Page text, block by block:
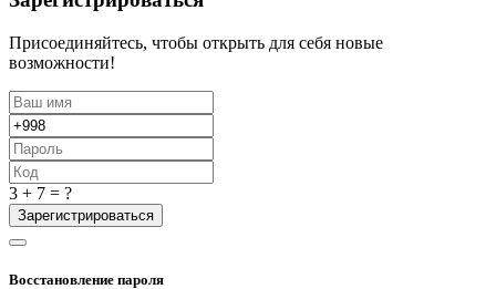
Присоединяйтесь, чтобы открыть для себя новые
возможности!
3 + 7 = ?
Зарегистрироваться
Восстановление пароля